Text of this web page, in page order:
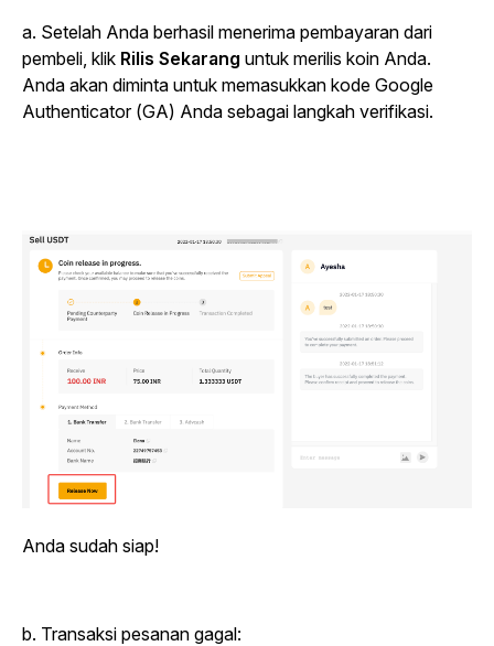
a. Setelah Anda berhasil menerima pembayaran dari
pembeli, klik Rilis Sekarang untuk merilis koin Anda.
Anda akan diminta untuk memasukkan kode Google
Authenticator (GA) Anda sebagai langkah verifikasi.
Anda sudah siap!
b. Transaksi pesanan gagal: